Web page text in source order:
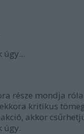
úgy...
része mondja
kritikus
akkor
úgy.